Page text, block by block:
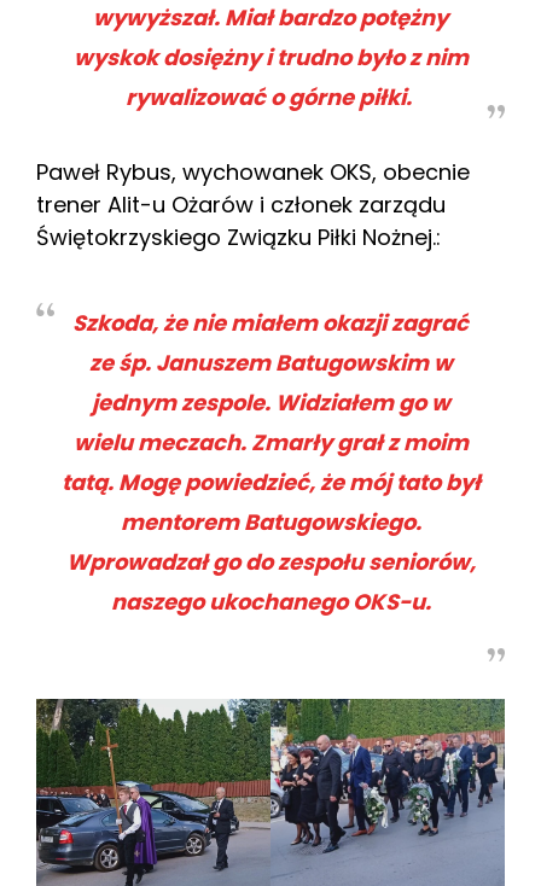
wywyższał. Miał bardzo potężny
wyskok dosiężny i trudno było z nim
rywalizować o górne piłki.
Paweł Rybus, wychowanek OKS, obecnie
trener Alit-u Ożarów i członek zarządu
Świętokrzyskiego Związku Piłki Nożnej.:
Szkoda, że nie miałem okazji zagrać
ze śp. Januszem Batugowskim w
jednym zespole. Widziałem go w
wielu meczach. Zmarły grał z moim
tatą. Mogę powiedzieć, że mój tato był
mentorem Batugowskiego.
Wprowadzał go do zespołu seniorów,
naszego ukochanego OKS-u.